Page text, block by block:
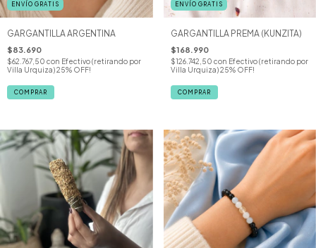
ENVÍO GRATIS
GARGANTILLA ARGENTINA
$83.690
$62.767,50 con Efectivo (retirando por
Villa Urquiza) 25% OFF!
ENVÍO GRATIS
GARGANTILLA PREMA (KUNZITA)
$168.990
$126.742,50 con Efectivo (retirando por
Villa Urquiza) 25% OFF!